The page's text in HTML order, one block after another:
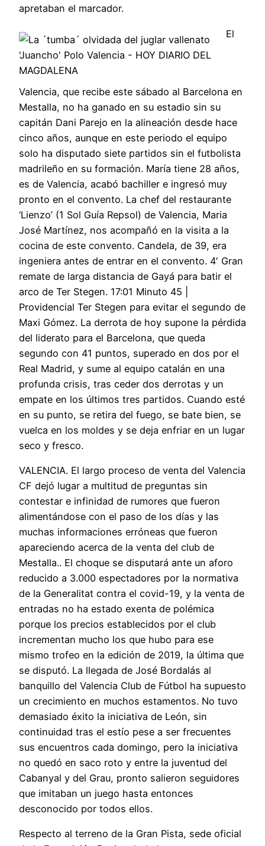
apretaban el marcador.
El
Valencia, que recibe este sábado al Barcelona en
Mestalla, no ha ganado en su estadio sin su
capitán Dani Parejo en la alineación desde hace
cinco años, aunque en este periodo el equipo
solo ha disputado siete partidos sin el futbolista
madrileño en su formación. María tiene 28 años,
es de Valencia, acabó bachiller e ingresó muy
pronto en el convento. La chef del restaurante
‘Lienzo’ (1 Sol Guía Repsol) de Valencia, Maria
José Martínez, nos acompañó en la visita a la
cocina de este convento. Candela, de 39, era
ingeniera antes de entrar en el convento. 4′ Gran
remate de larga distancia de Gayá para batir el
arco de Ter Stegen. 17:01 Minuto 45 |
Providencial Ter Stegen para evitar el segundo de
Maxi Gómez. La derrota de hoy supone la pérdida
del liderato para el Barcelona, que queda
segundo con 41 puntos, superado en dos por el
Real Madrid, y sume al equipo catalán en una
profunda crisis, tras ceder dos derrotas y un
empate en los últimos tres partidos. Cuando esté
en su punto, se retira del fuego, se bate bien, se
vuelca en los moldes y se deja enfriar en un lugar
seco y fresco.
VALENCIA. El largo proceso de venta del Valencia
CF dejó lugar a multitud de preguntas sin
contestar e infinidad de rumores que fueron
alimentándose con el paso de los días y las
muchas informaciones erróneas que fueron
apareciendo acerca de la venta del club de
Mestalla.. El choque se disputará ante un aforo
reducido a 3.000 espectadores por la normativa
de la Generalitat contra el covid-19, y la venta de
entradas no ha estado exenta de polémica
porque los precios establecidos por el club
incrementan mucho los que hubo para ese
mismo trofeo en la edición de 2019, la última que
se disputó. La llegada de José Bordalás al
banquillo del Valencia Club de Fútbol ha supuesto
un crecimiento en muchos estamentos. No tuvo
demasiado éxito la iniciativa de León, sin
continuidad tras el estío pese a ser frecuentes
sus encuentros cada domingo, pero la iniciativa
no quedó en saco roto y entre la juventud del
Cabanyal y del Grau, pronto salieron seguidores
que imitaban un juego hasta entonces
desconocido por todos ellos.
Respecto al terreno de la Gran Pista, sede oficial